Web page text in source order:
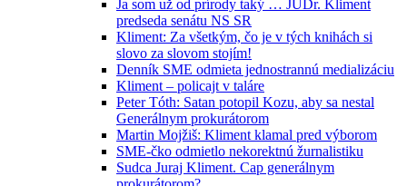
Ja som už od prírody taký … JUDr. Kliment
predseda senátu NS SR
Kliment: Za všetkým, čo je v tých knihách si
slovo za slovom stojím!
Denník SME odmieta jednostrannú medializáciu
Kliment – policajt v taláre
Peter Tóth: Satan potopil Kozu, aby sa nestal
Generálnym prokurátorom
Martin Mojžiš: Kliment klamal pred výborom
SME-čko odmietlo nekorektnú žurnalistiku
Sudca Juraj Kliment. Cap generálnym